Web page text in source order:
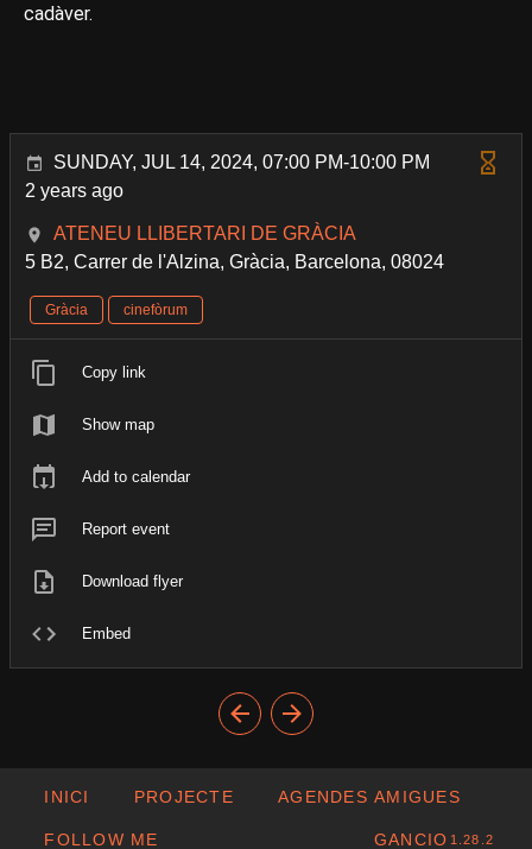
cadàver.
SUNDAY, JUL 14, 2024, 07:00 PM-10:00 PM
2 years ago
ATENEU LLIBERTARI DE GRÀCIA
5 B2, Carrer de l'Alzina, Gràcia, Barcelona, 08024
Gràcia cinefòrum
Copy link
Show map
Add to calendar
Report event
Download flyer
Embed
INICI PROJECTE AGENDES AMIGUES
FOLLOW ME GANCIO 1.28.2